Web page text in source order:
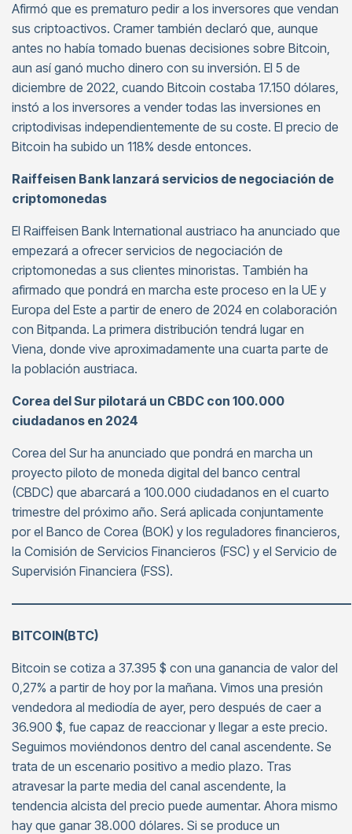
Afirmó que es prematuro pedir a los inversores que vendan
sus criptoactivos. Cramer también declaró que, aunque
antes no había tomado buenas decisiones sobre Bitcoin,
aun así ganó mucho dinero con su inversión. El 5 de
diciembre de 2022, cuando Bitcoin costaba 17.150 dólares,
instó a los inversores a vender todas las inversiones en
criptodivisas independientemente de su coste. El precio de
Bitcoin ha subido un 118% desde entonces.
Raiffeisen Bank lanzará servicios de negociación de
criptomonedas
El Raiffeisen Bank International austriaco ha anunciado que
empezará a ofrecer servicios de negociación de
criptomonedas a sus clientes minoristas. También ha
afirmado que pondrá en marcha este proceso en la UE y
Europa del Este a partir de enero de 2024 en colaboración
con Bitpanda. La primera distribución tendrá lugar en
Viena, donde vive aproximadamente una cuarta parte de
la población austriaca.
Corea del Sur pilotará un CBDC con 100.000
ciudadanos en 2024
Corea del Sur ha anunciado que pondrá en marcha un
proyecto piloto de moneda digital del banco central
(CBDC) que abarcará a 100.000 ciudadanos en el cuarto
trimestre del próximo año. Será aplicada conjuntamente
por el Banco de Corea (BOK) y los reguladores financieros,
la Comisión de Servicios Financieros (FSC) y el Servicio de
Supervisión Financiera (FSS).
———————————————————————————
BITCOIN(BTC)
Bitcoin se cotiza a 37.395 $ con una ganancia de valor del
0,27% a partir de hoy por la mañana. Vimos una presión
vendedora al mediodía de ayer, pero después de caer a
36.900 $, fue capaz de reaccionar y llegar a este precio.
Seguimos moviéndonos dentro del canal ascendente. Se
trata de un escenario positivo a medio plazo. Tras
atravesar la parte media del canal ascendente, la
tendencia alcista del precio puede aumentar. Ahora mismo
hay que ganar 38.000 dólares. Si se produce un